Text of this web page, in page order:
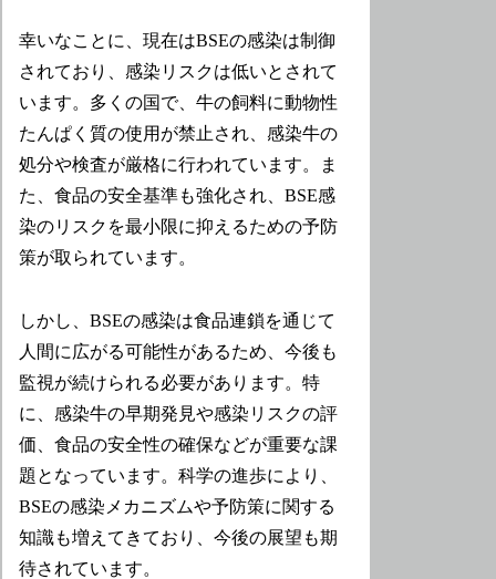
幸いなことに、現在はBSEの感染は制御
されており、感染リスクは低いとされて
います。多くの国で、牛の飼料に動物性
たんぱく質の使用が禁止され、感染牛の
処分や検査が厳格に行われています。ま
た、食品の安全基準も強化され、BSE感
染のリスクを最小限に抑えるための予防
策が取られています。
しかし、BSEの感染は食品連鎖を通じて
人間に広がる可能性があるため、今後も
監視が続けられる必要があります。特
に、感染牛の早期発見や感染リスクの評
価、食品の安全性の確保などが重要な課
題となっています。科学の進歩により、
BSEの感染メカニズムや予防策に関する
知識も増えてきており、今後の展望も期
待されています。